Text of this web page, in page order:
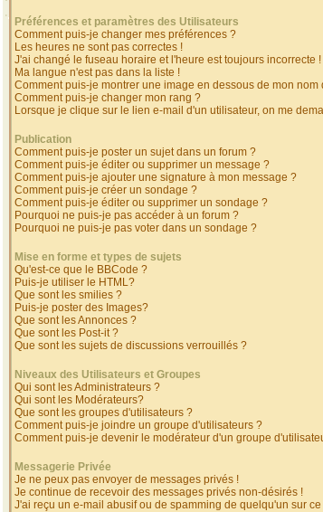
Préférences et paramètres des Utilisateurs
Comment puis-je changer mes préférences ?
Les heures ne sont pas correctes !
J'ai changé le fuseau horaire et l'heure est toujours incorrecte !
Ma langue n'est pas dans la liste !
Comment puis-je montrer une image en dessous de mon nom
Comment puis-je changer mon rang ?
Lorsque je clique sur le lien e-mail d'un utilisateur, on me
Publication
Comment puis-je poster un sujet dans un forum ?
Comment puis-je éditer ou supprimer un message ?
Comment puis-je ajouter une signature à mon message ?
Comment puis-je créer un sondage ?
Comment puis-je éditer ou supprimer un sondage ?
Pourquoi ne puis-je pas accéder à un forum ?
Pourquoi ne puis-je pas voter dans un sondage ?
Mise en forme et types de sujets
Qu'est-ce que le BBCode ?
Puis-je utiliser le HTML?
Que sont les smilies ?
Puis-je poster des Images?
Que sont les Annonces ?
Que sont les Post-it ?
Que sont les sujets de discussions verrouillés ?
Niveaux des Utilisateurs et Groupes
Qui sont les Administrateurs ?
Qui sont les Modérateurs?
Que sont les groupes d'utilisateurs ?
Comment puis-je joindre un groupe d'utilisateurs ?
Comment puis-je devenir le modérateur d'un groupe
Messagerie Privée
Je ne peux pas envoyer de messages privés !
Je continue de recevoir des messages privés non-désirés !
J'ai reçu un e-mail abusif ou de spamming de quelqu'un sur ce